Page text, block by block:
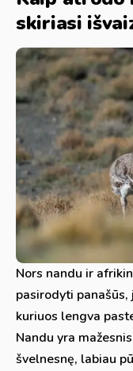
skiriasi
Nors nandu ir
pasirodyti
kuriuos lengva
Nandu yra
švelnesnę, labiau